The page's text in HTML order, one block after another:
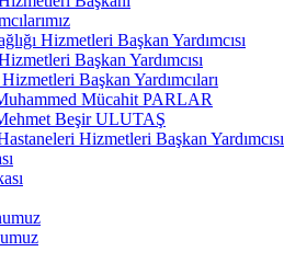
Hizmetleri Başkan Yardımcısı
Başkan Yardımcısı
Başkan Yardımcıları
Mücahit PARLAR
Beşir ULUTAŞ
Hizmetleri Başkan Yardımcısı